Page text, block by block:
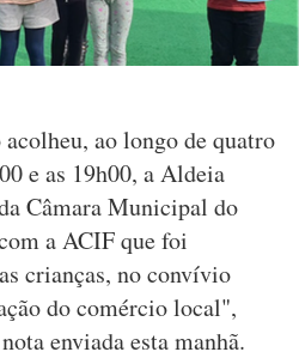
ao longo de quatro
e as 19h00, a Aldeia
Câmara Municipal do
a ACIF que foi
crianças, no convívio
do comércio local",
enviada esta manhã.